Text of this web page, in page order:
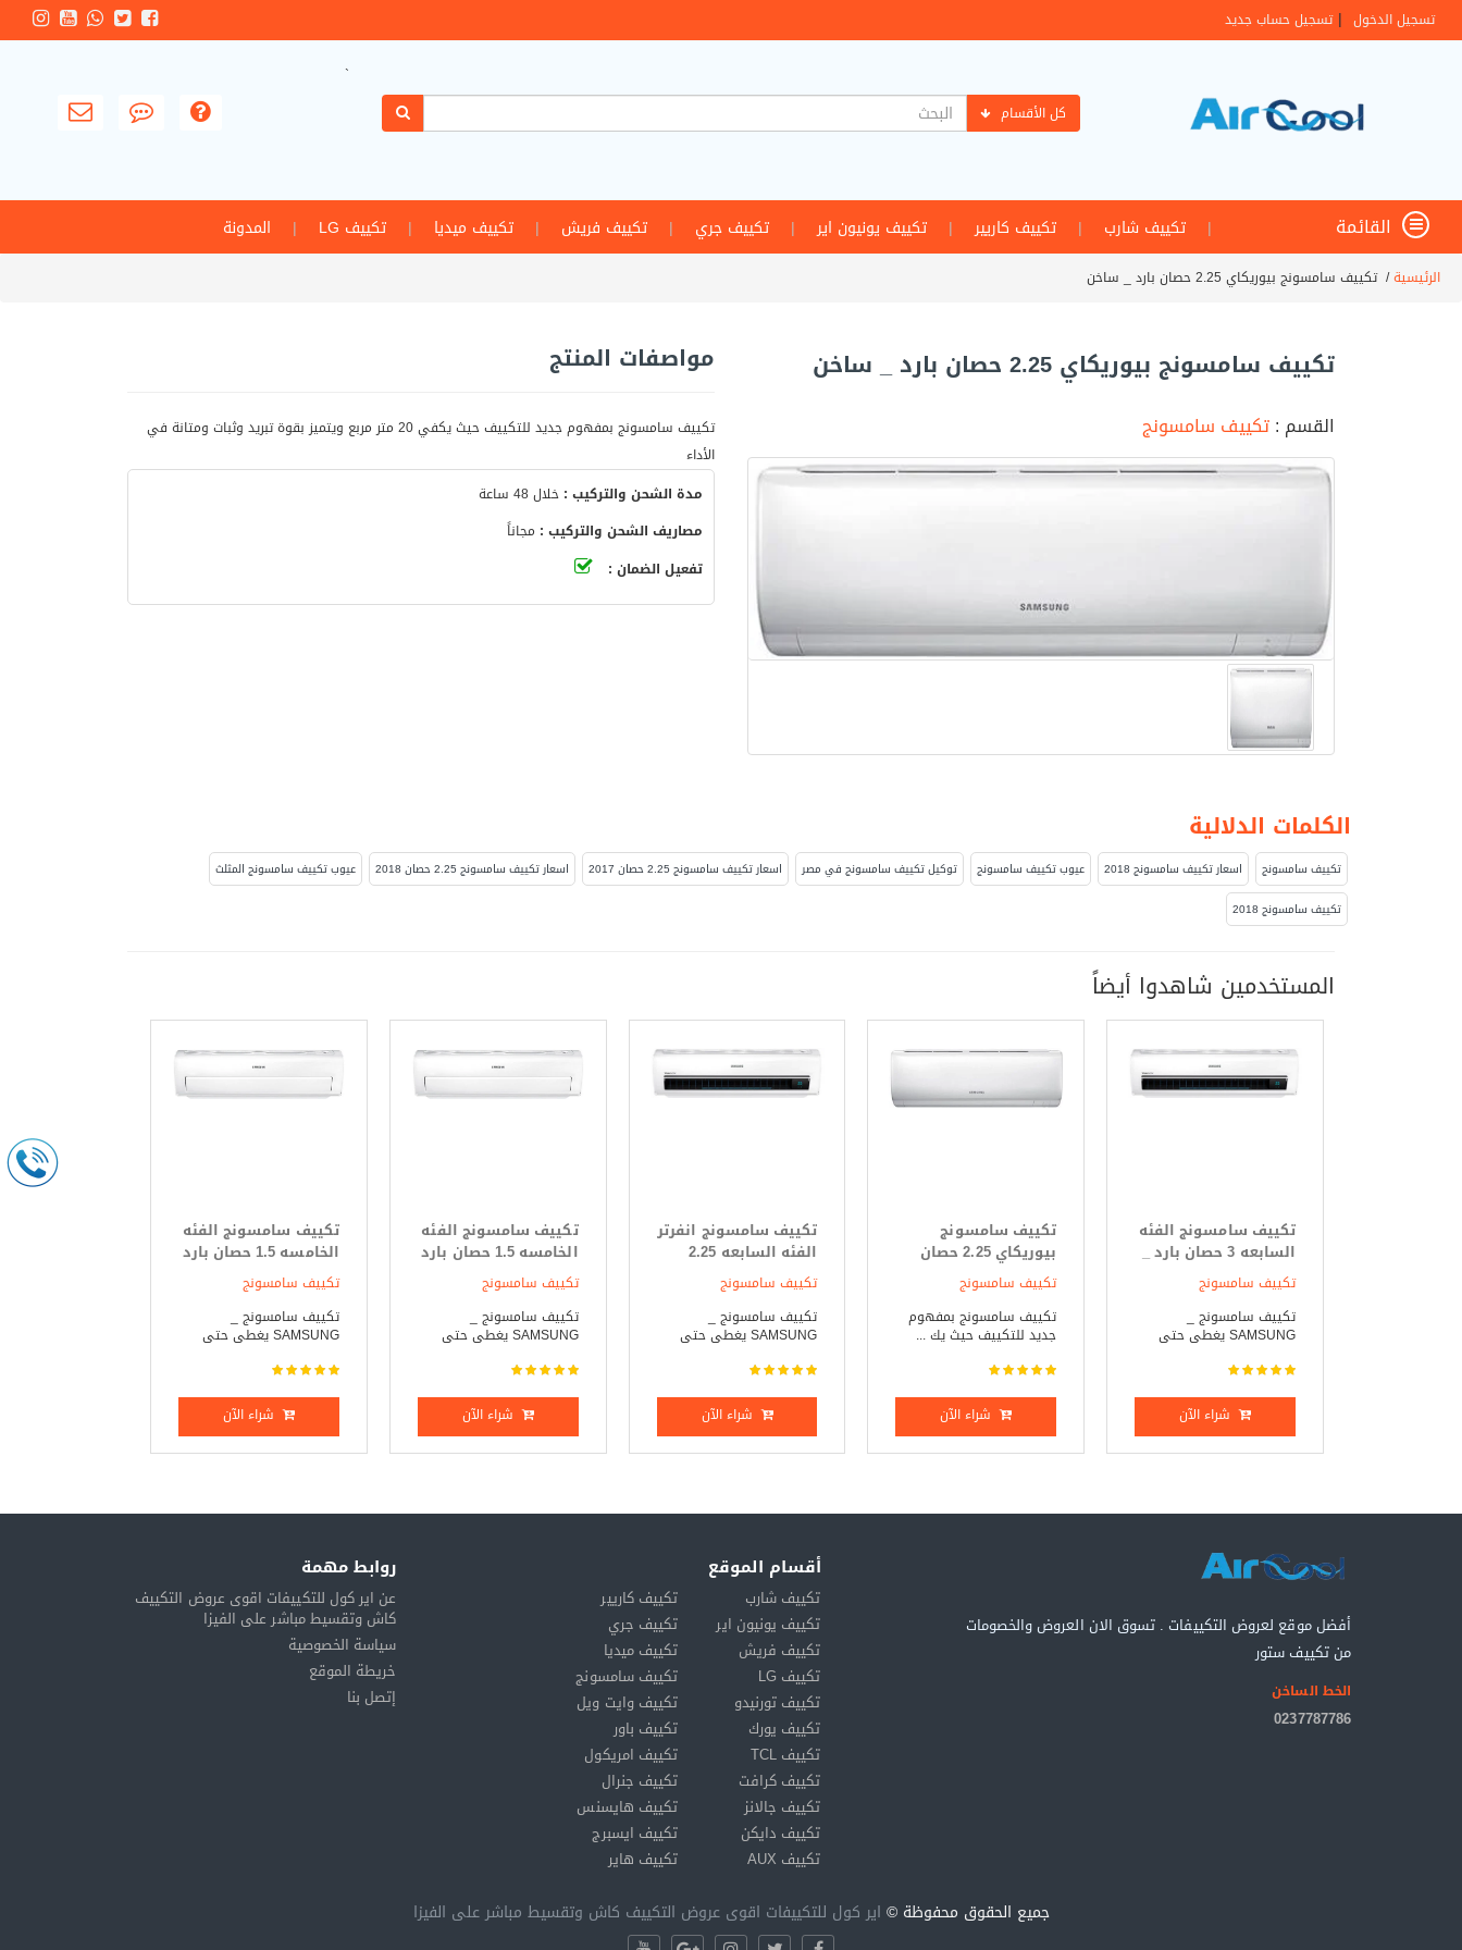
تسجيل الدخول | تسجيل حساب جديد
كل الأقسام
`
القائمة | تكييف شارب | تكييف كاريير | تكييف يونيون اير | تكييف جري | تكييف فريش | تكييف ميديا | تكييف LG | المدونة
الرئيسية/تكييف سامسونج بيوريكاي 2.25 حصان بارد _ ساخن
تكييف سامسونج بيوريكاي 2.25 حصان بارد _ ساخن
القسم :تكييف سامسونج
مواصفات المنتج
تكييف سامسونج بمفهوم جديد للتكييف حيث يكفي 20 متر مربع ويتميز بقوة تبريد وثبات ومتانة في
الأداء
مدة الشحن والتركيب : خلال 48 ساعة
مصاريف الشحن والتركيب : مجاناً
تفعيل الضمان :
الكلمات الدلالية
تكييف سامسونج اسعار تكييف سامسونج 2018 عيوب تكييف سامسونج توكيل تكييف سامسونج في مصر اسعار تكييف سامسونج 2.25 حصان 2017 اسعار تكييف سامسونج 2.25 حصان 2018
عيوب تكييف سامسونج المثلث
تكييف سامسونج 2018
المستخدمين شاهدوا أيضاً
تكييف سامسونج الفئه
السابعه 3 حصان بارد _
ساخن
تكييف سامسونج
تكييف سامسونج _
SAMSUNG يغطى حتى
شراء الآن
تكييف سامسونج
بيوريكاي 2.25 حصان
بارد فقط
تكييف سامسونج
تكييف سامسونج بمفهوم
جديد للتكييف حيث يك ...
شراء الآن
تكييف سامسونج انفرتر
الفئه السابعه 2.25
حصان بارد _ ساخن
تكييف سامسونج
تكييف سامسونج _
SAMSUNG يغطى حتى
شراء الآن
تكييف سامسونج الفئه
الخامسه 1.5 حصان بارد
_ ساخن
تكييف سامسونج
تكييف سامسونج _
SAMSUNG يغطى حتى
شراء الآن
تكييف سامسونج الفئه
الخامسه 1.5 حصان بارد
فقط
تكييف سامسونج
تكييف سامسونج _
SAMSUNG يغطى حتى
شراء الآن
أفضل موقع لعروض التكييفات . تسوق الان العروض والخصومات
من تكييف ستور
الخط الساخن
0237787786
أقسام الموقع
تكييف شارب
تكييف كاريير
تكييف يونيون اير
تكييف جري
تكييف فريش
تكييف ميديا
تكييف LG
تكييف سامسونج
تكييف تورنيدو
تكييف وايت ويل
تكييف يورك
تكييف باور
تكييف TCL
تكييف امريكول
تكييف كرافت
تكييف جنرال
تكييف جالانز
تكييف هايسنس
تكييف دايكن
تكييف ايسبرج
تكييف AUX
تكييف هاير
روابط مهمة
عن اير كول للتكييفات اقوى عروض التكييف
كاش وتقسيط مباشر على الفيزا
سياسة الخصوصية
خريطة الموقع
إتصل بنا
جميع الحقوق محفوظة © اير كول للتكييفات اقوى عروض التكييف كاش وتقسيط مباشر على الفيزا